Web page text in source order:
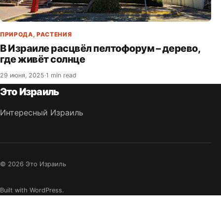
ПРИРОДА, РАСТЕНИЯ
В Израиле расцвёл пелтофорум – дерево,
где живёт солнце
29 июня, 2025·1 min read
Это Израиль
Интересный Израиль
© 2026 Это Израиль
Built with WordPress.